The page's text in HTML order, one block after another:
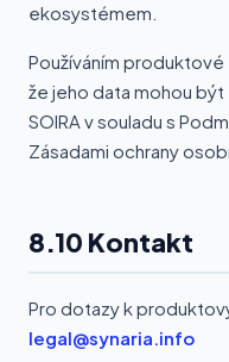
ekosystémem.
Používáním produktové
že jeho data mohou
SOIRA v souladu s
Zásadami ochrany
8.10 Kontakt
Pro dotazy k
legal@synaria.info